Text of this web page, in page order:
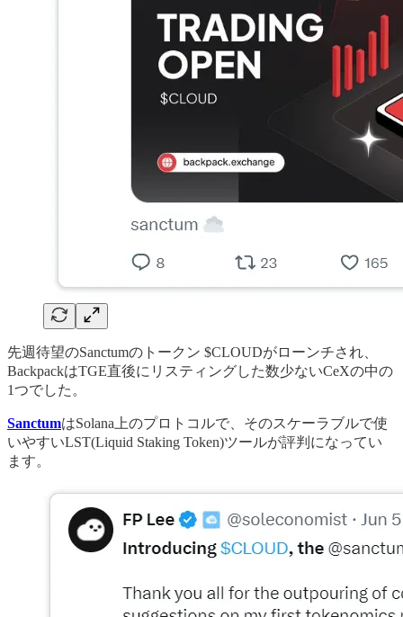
先週待望のSanctumのトークン $CLOUDがローンチされ、
BackpackはTGE直後にリスティングした数少ないCeXの中の
1つでした。
SanctumはSolana上のプロトコルで、そのスケーラブルで使
いやすいLST(Liquid Staking Token)ツールが評判になってい
ます。